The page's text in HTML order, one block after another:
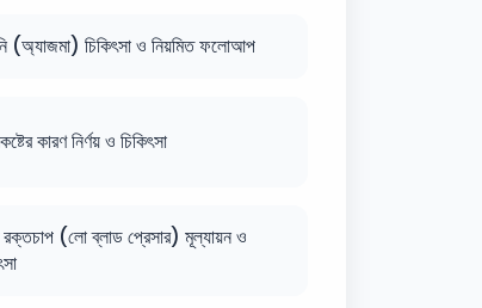
(অ্যাজমা) চিকিৎসা ও নিয়মিত ফলোআপ
কারণ নির্ণয় ও চিকিৎসা
রক্তচাপ (লো ব্লাড প্রেসার) মূল্যায়ন ও